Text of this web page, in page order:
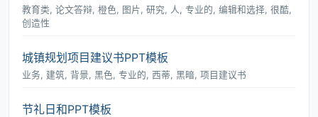
教育类, 论文答辩, 橙色, 图片, 研究, 人, 专业的, 编辑和选择, 很酷,
创造性
城镇规划项目建议书PPT模板
业务, 建筑, 背景, 黑色, 专业的, 西蒂, 黑暗, 项目建议书
节礼日和PPT模板